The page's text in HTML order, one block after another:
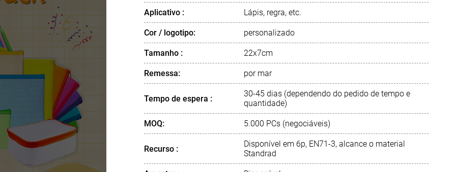
Bahasa Indonesia
Aplicativo : Lápis, regra, etc.
Cor / logotipo: personalizado
Tamanho : 22x7cm
Remessa: por mar
Tempo de espera :
30-45 dias (dependendo do pedido de tempo e
quantidade)
MOQ: 5.000 PCs (negociáveis)
Recurso :
Disponível em 6p, EN71-3, alcance o material
Standrad